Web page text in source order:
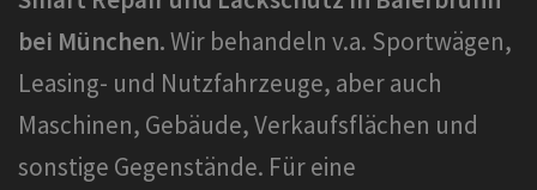
bei München.Wir behandeln v.a. Sportwägen,
Leasing- und Nutzfahrzeuge, aber auch
Maschinen, Gebäude, Verkaufsflächen und
sonstige Gegenstände. Für eine